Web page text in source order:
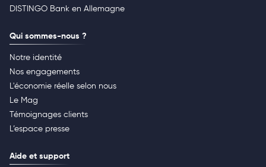
DISTINGO Bank en Allemagne
Qui sommes-nous ?
Notre identité
Nos engagements
L'économie réelle selon nous
Le Mag
Témoignages clients
L’espace presse
Aide et support